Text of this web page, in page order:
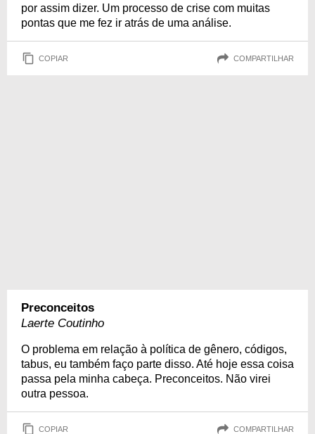
por assim dizer. Um processo de crise com muitas
pontas que me fez ir atrás de uma análise.
COPIAR COMPARTILHAR
Preconceitos
Laerte Coutinho
O problema em relação à política de gênero, códigos,
tabus, eu também faço parte disso. Até hoje essa coisa
passa pela minha cabeça. Preconceitos. Não virei
outra pessoa.
COPIAR COMPARTILHAR